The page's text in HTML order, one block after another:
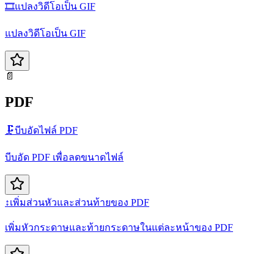
🎞️แปลงวิดีโอเป็น GIF
แปลงวิดีโอเป็น GIF
📄
PDF
🗜️บีบอัดไฟล์ PDF
บีบอัด PDF เพื่อลดขนาดไฟล์
↕️เพิ่มส่วนหัวและส่วนท้ายของ PDF
เพิ่มหัวกระดาษและท้ายกระดาษในแต่ละหน้าของ PDF